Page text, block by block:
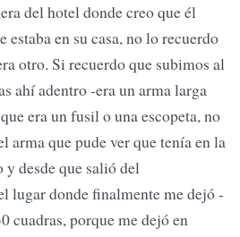
del hotel donde creo que él
en su casa, no lo recuerdo
otro. Si recuerdo que subimos al
ahí adentro -era un arma larga
era un fusil o una escopeta, no
arma que pude ver que tenía en la
desde que salió del
lugar donde finalmente me dejó -
cuadras, porque me dejó en